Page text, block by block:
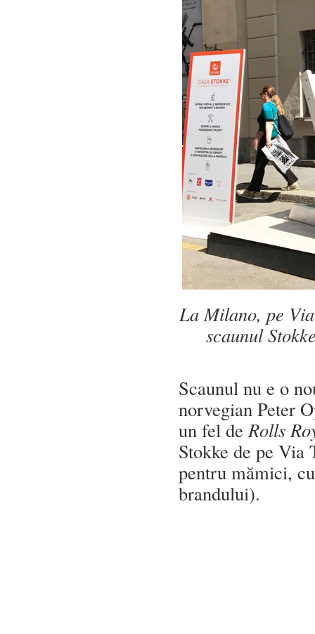
La Milano, pe
scaunul
Scaunul nu e o
norvegian Peter
un fel deRolls
Stokke de pe Via
pentru mămici,
brandului).